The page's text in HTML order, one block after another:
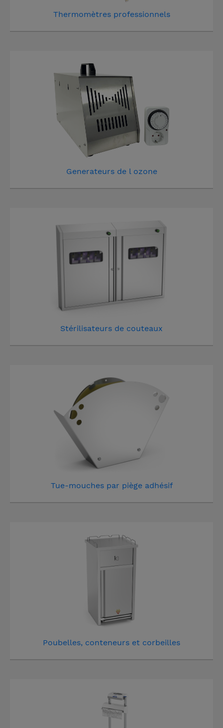
Thermomètres professionnels
Generateurs de l ozone
Stérilisateurs de couteaux
Tue-mouches par piège adhésif
Poubelles, conteneurs et corbeilles